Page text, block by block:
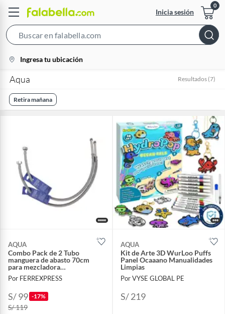
Inicia sesión
Bar
location-
icon
Ingresa tu ubicación
Aqua Resultados (7)
Retira mañana
AQUA
Combo Pack de 2 Tubo
manguera de abasto 70cm
para mezcladora
monocomando de Acero
Trenzado
Por FERREXPRESS
S/ 99 -17%
S/ 119
AQUA
Kit de Arte 3D WurLoo Puffs
Panel Ocaaano Manualidades
Limpias
Por VYSE GLOBAL PE
S/ 219